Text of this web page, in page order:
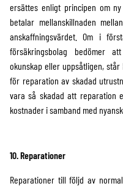
ersättes enligt principen om
betalar mellanskillnaden
anskaffningsvärdet. Om i
försäkringsbolag bedömer
okunskap eller uppsåtligen,
för reparation av skadad
vara så skadad att reparation
kostnader i samband med
10. Reparationer
Reparationer till följd av